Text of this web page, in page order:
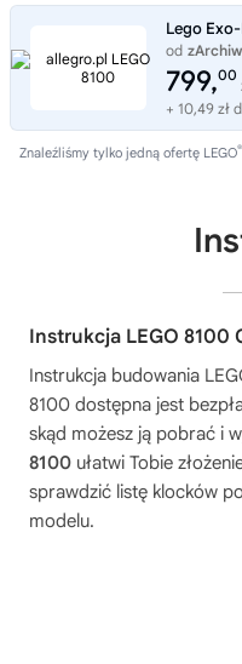
od
799,00
+ 10,49 zł
Znaleźliśmy tylko jedną ofertę LEGO®
Instrukcja LEGO 8100
Instrukcja budowania
8100 dostępna jest
skąd możesz ją pobrać i
8100 ułatwi Tobie
sprawdzić listę klocków
modelu.